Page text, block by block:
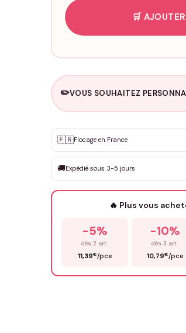
🛒
✏️VOUS SOUHAITEZ
✨ Personnalisation sur mesure
DEVIS GRATUIT ·
Que souhaitez-vous ?
🇫🇷Flocage en France
🚚Expédié sous 3-5 jours
🔥 Plus vous
-5%
dès 2 art.
11,39€/pce
-10%
dès 3 art.
10,79€/pce